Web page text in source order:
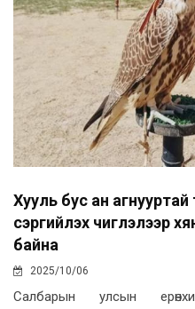
Хууль бус ан
сэргийлэх чиглэлээр
байна
2025/10/06
Салбарын улсын